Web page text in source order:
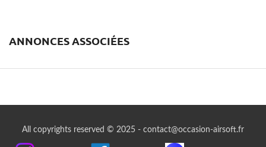
ANNONCES ASSOCIÉES
All copyrights reserved © 2025 - contact@occasion-airsoft.fr